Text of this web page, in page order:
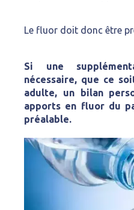
Le fluor doit donc être
Si une
nécessaire, que ce
adulte, un bilan
apports en fluor du
préalable.